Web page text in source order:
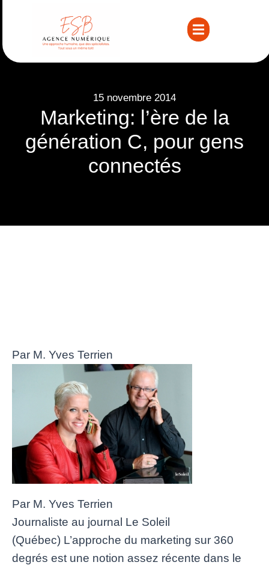
15 novembre 2014
Marketing: l’ère de la
génération C, pour gens
connectés
Par M. Yves Terrien
Par M. Yves Terrien
Journaliste au journal Le Soleil
(Québec) L’approche du marketing sur 360
degrés est une notion assez récente dans le